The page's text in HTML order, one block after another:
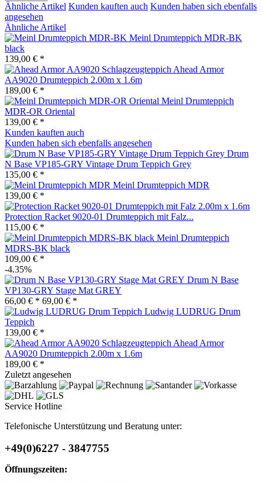
Ähnliche Artikel Kunden kauften auch Kunden haben sich ebenfalls
angesehen
Ähnliche Artikel
Meinl Drumteppich MDR-BK
black
139,00 € *
Ahead Armor
AA9020 Drumteppich 2.00m x 1.6m
189,00 € *
Meinl Drumteppich
MDR-OR Oriental
139,00 € *
Kunden kauften auch
Kunden haben sich ebenfalls angesehen
Drum
N Base VP185-GRY Vintage Drum Teppich Grey
135,00 € *
Meinl Drumteppich MDR
139,00 € *
Protection Racket 9020-01 Drumteppich mit Falz...
115,00 € *
Meinl Drumteppich
MDRS-BK black
109,00 € *
-4.35%
Drum N Base
VP130-GRY Stage Mat GREY
66,00 € * 69,00 € *
Ludwig LUDRUG Drum
Teppich
139,00 € *
Ahead Armor
AA9020 Drumteppich 2.00m x 1.6m
189,00 € *
Zuletzt angesehen
Service Hotline
Telefonische Unterstützung und Beratung unter:
+49(0)6227 - 3847755
Öffnungszeiten: